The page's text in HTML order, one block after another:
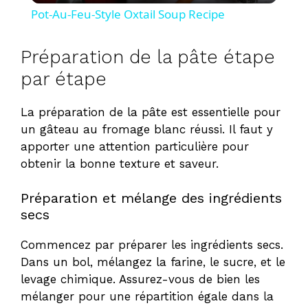
V
i
d
e
o
Pot-Au-Feu-Style Oxtail Soup Recipe
Préparation de la pâte étape
par étape
La préparation de la pâte est essentielle pour
un gâteau au fromage blanc réussi. Il faut y
apporter une attention particulière pour
obtenir la bonne texture et saveur.
Préparation et mélange des ingrédients
secs
Commencez par préparer les ingrédients secs.
Dans un bol, mélangez la farine, le sucre, et le
levage chimique. Assurez-vous de bien les
mélanger pour une répartition égale dans la